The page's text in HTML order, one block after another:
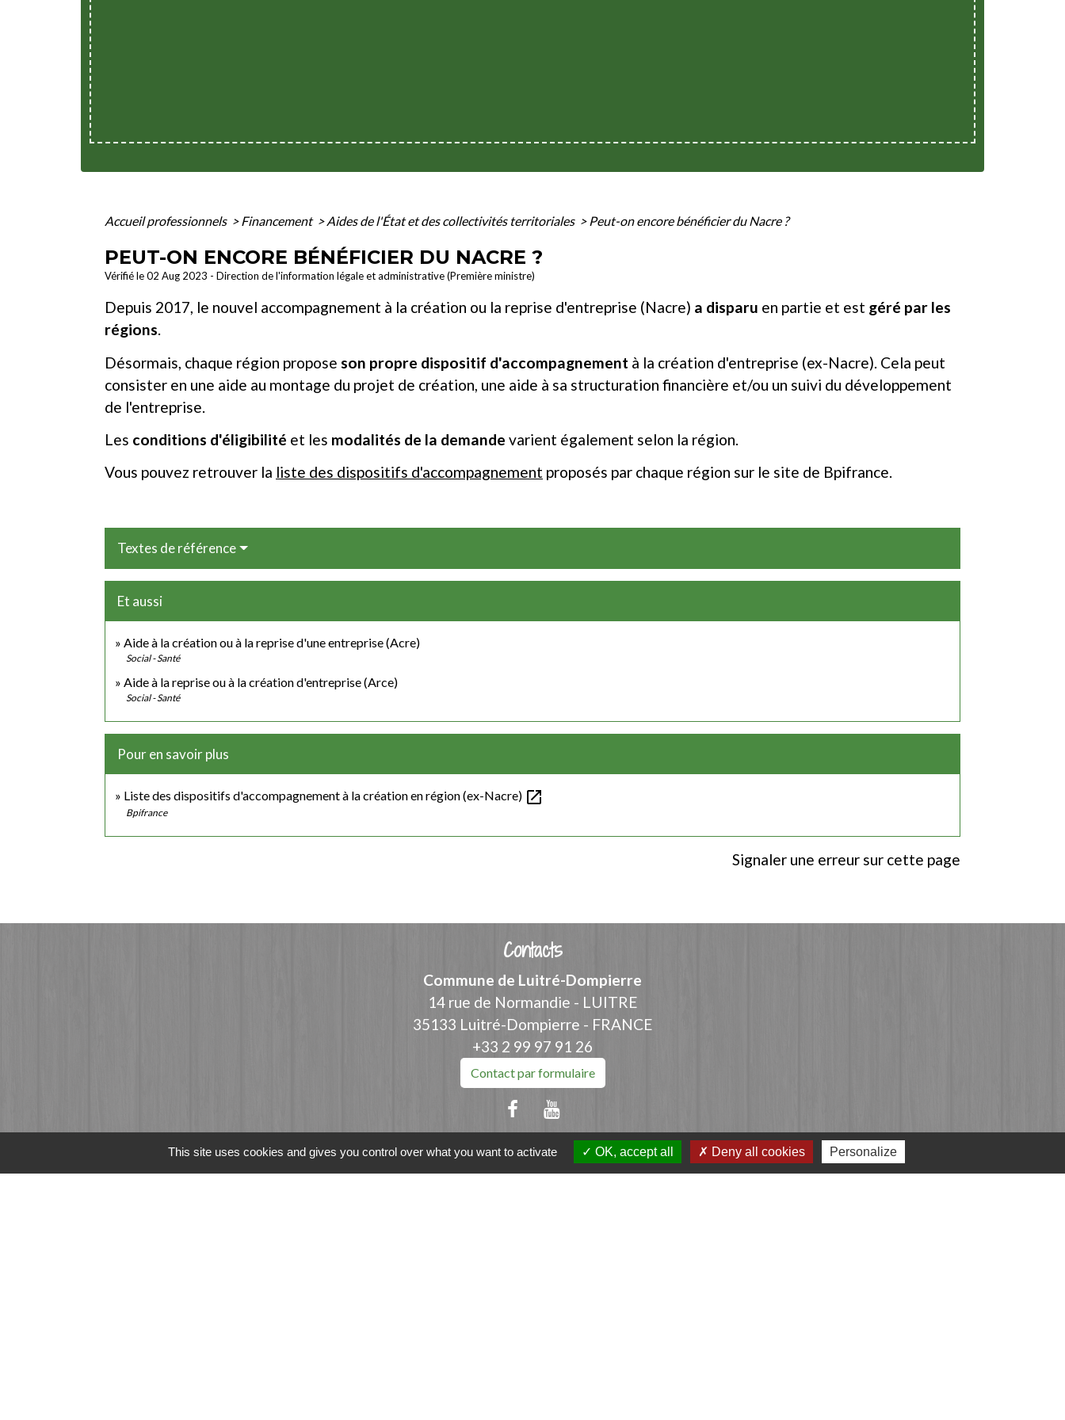
Accueil professionnels > Financement > Aides de l'État et des collectivités territoriales > Peut-on encore bénéficier du Nacre ?
PEUT-ON ENCORE BÉNÉFICIER DU NACRE ?
Vérifié le 02 Aug 2023 - Direction de l'information légale et administrative (Première ministre)
Depuis 2017, le nouvel accompagnement à la création ou la reprise d'entreprise (Nacre) a disparu en partie et est géré par les
régions.
Désormais, chaque région propose son propre dispositif d'accompagnement à la création d'entreprise (ex-Nacre). Cela peut
consister en une aide au montage du projet de création, une aide à sa structuration financière et/ou un suivi du développement
de l'entreprise.
Les conditions d'éligibilité et les modalités de la demande varient également selon la région.
Vous pouvez retrouver la liste des dispositifs d'accompagnement proposés par chaque région sur le site de Bpifrance.
Textes de référence
Et aussi
Aide à la création ou à la reprise d'une entreprise (Acre)
Social - Santé
Aide à la reprise ou à la création d'entreprise (Arce)
Social - Santé
Pour en savoir plus
Liste des dispositifs d'accompagnement à la création en région (ex-Nacre) open_in_new
Bpifrance
Signaler une erreur sur cette page
Contacts
Commune de Luitré-Dompierre
14 rue de Normandie - LUITRE
35133 Luitré-Dompierre - FRANCE
+33 2 99 97 91 26
Contact par formulaire
Liens Jumelages
This site uses cookies and gives you control over what you want to activate OK, accept all Deny all cookies Personalize